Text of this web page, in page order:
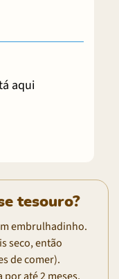
aqui
tesouro?
embrulhadinho.
seco, então
de comer).